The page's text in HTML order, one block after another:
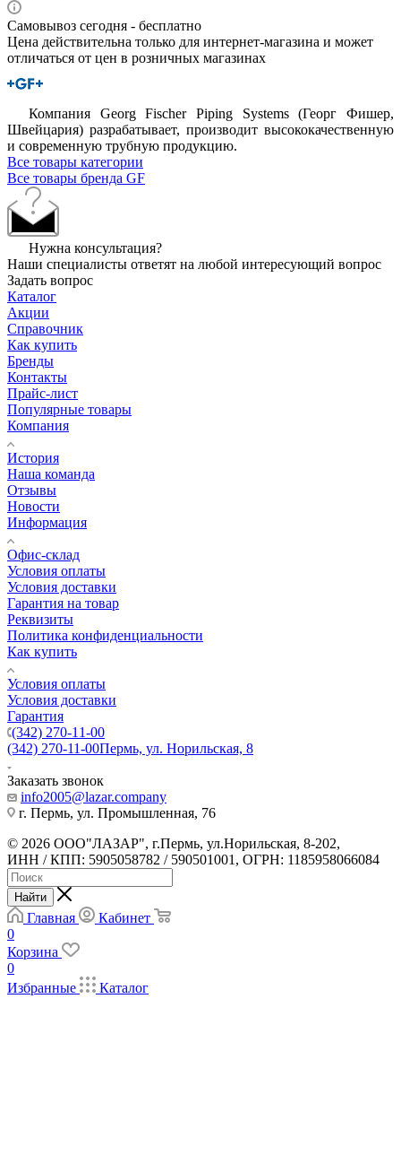
Самовывоз сегодня - бесплатно
Цена действительна только для интернет-магазина и может
отличаться от цен в розничных магазинах
Компания Georg Fischer Piping Systems (Георг Фишер,
Швейцария) разрабатывает, производит высококачественную
и современную трубную продукцию.
Все товары категории
Все товары бренда GF
Нужна консультация?
Наши специалисты ответят на любой интересующий вопрос
Задать вопрос
Каталог
Акции
Справочник
Как купить
Бренды
Контакты
Прайс-лист
Популярные товары
Компания
История
Наша команда
Отзывы
Новости
Информация
Офис-склад
Условия оплаты
Условия доставки
Гарантия на товар
Реквизиты
Политика конфиденциальности
Как купить
Условия оплаты
Условия доставки
Гарантия
(342) 270-11-00
(342) 270-11-00Пермь, ул. Норильская, 8
Заказать звонок
info2005@lazar.company
г. Пермь, ул. Промышленная, 76
© 2026 ООО"ЛАЗАР", г.Пермь, ул.Норильская, 8-202,
ИНН / КПП: 5905058782 / 590501001, ОГРН: 1185958066084
Найти
Главная
Кабинет
0
Корзина
0
Избранные
Каталог